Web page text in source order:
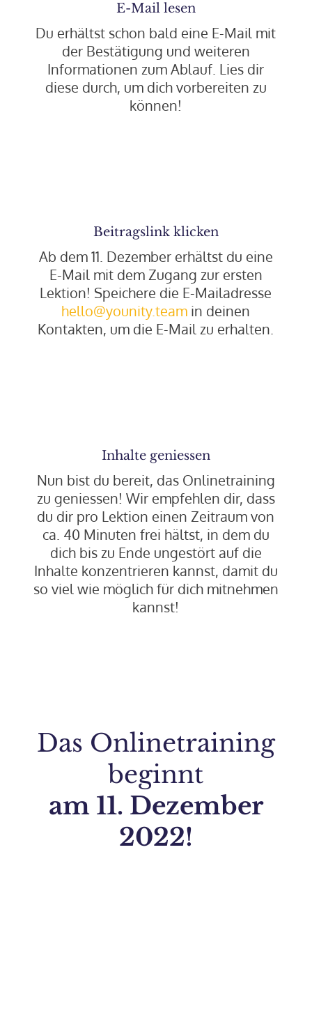
E-Mail lesen
Du erhältst schon bald eine E-Mail mit
der Bestätigung und weiteren
Informationen zum Ablauf. Lies dir
diese durch, um dich vorbereiten zu
können!
Beitragslink klicken
Ab dem 11. Dezember erhältst du eine
E-Mail mit dem Zugang zur ersten
Lektion! Speichere die E-Mailadresse
hello@younity.team in deinen
Kontakten, um die E-Mail zu erhalten.
Inhalte geniessen
Nun bist du bereit, das Onlinetraining
zu geniessen! Wir empfehlen dir, dass
du dir pro Lektion einen Zeitraum von
ca. 40 Minuten frei hältst, in dem du
dich bis zu Ende ungestört auf die
Inhalte konzentrieren kannst, damit du
so viel wie möglich für dich mitnehmen
kannst!
Das Onlinetraining
beginnt
am 11. Dezember
2022!